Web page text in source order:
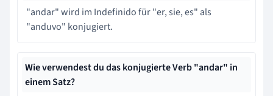
"andar" wird im Indefinido für "er, sie, es" als
"anduvo" konjugiert.
Wie verwendest du das konjugierte Verb "andar" in
einem Satz?